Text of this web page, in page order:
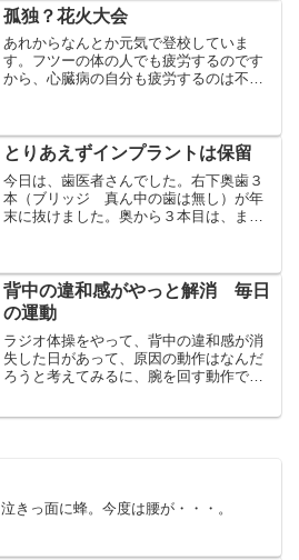
ところです。あしたのジョーみたいに、
太く短い人生でいいです。...
孤独？花火大会
あれからなんとか元気で登校していま
す。フツーの体の人でも疲労するのです
から、心臓病の自分も疲労するのは不思
て、この前の土日、湖岸で花火大会があ
りました。正直なところ、花火...
とりあえずインプラントは保留
今日は、歯医者さんでした。右下奥歯３
本（ブリッジ 真ん中の歯は無し）が年
末に抜けました。奥から３本目は、まだ
左）は、抜歯されたのでかぶ...
背中の違和感がやっと解消 毎日
の運動
ラジオ体操をやって、背中の違和感が消
失した日があって、原因の動作はなんだ
ろうと考えてみるに、腕を回す動作では
泣きっ面に蜂。今度は腰が・・・。